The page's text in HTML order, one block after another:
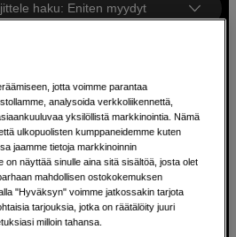
haku: Eniten myydyt
ihmisille jo vuodesta
jotta voimme parantaa
analysoida verkkoliikennettä,
yksilöllistä markkinointia. Nämä
ulkopuolisten kumppaneidemme kuten
jaamme tietoja markkinoinnin
on näyttää sinulle aina sitä sisältöä, josta olet
mahdollisen ostokokemuksen
"Hyväksyn" voimme jatkossakin tarjota
tarjouksia, jotka on räätälöity juuri
milloin tahansa.